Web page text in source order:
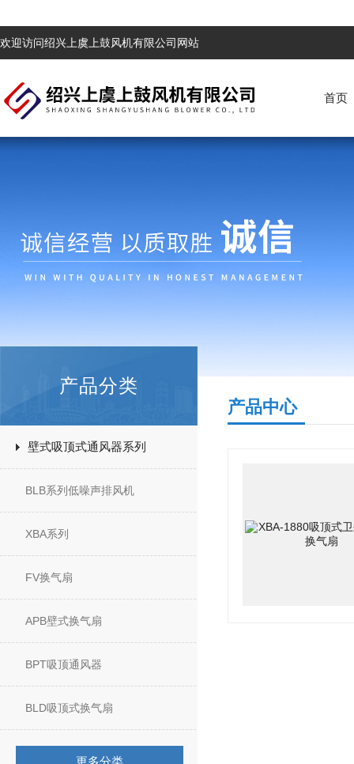
欢迎访问绍兴上虞上鼓风机有限公司网站
首页
产品分类
壁式吸顶式通风器系列
BLB系列低噪声排风机
XBA系列
FV换气扇
APB壁式换气扇
BPT吸顶通风器
BLD吸顶式换气扇
更多分类
产品中心